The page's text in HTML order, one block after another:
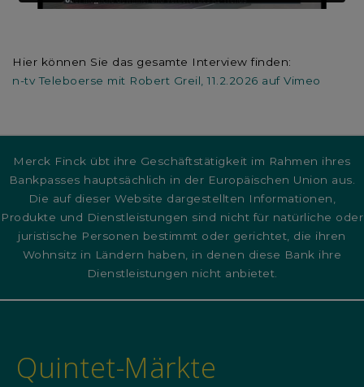
Hier können Sie das gesamte Interview finden:
n-tv Teleboerse mit Robert Greil, 11.2.2026 auf Vimeo
Merck Finck übt ihre Geschäftstätigkeit im Rahmen ihres
Bankpasses hauptsächlich in der Europäischen Union aus.
Die auf dieser Website dargestellten Informationen,
Produkte und Dienstleistungen sind nicht für natürliche oder
juristische Personen bestimmt oder gerichtet, die ihren
Wohnsitz in Ländern haben, in denen diese Bank ihre
Dienstleistungen nicht anbietet.
Quintet-Märkte